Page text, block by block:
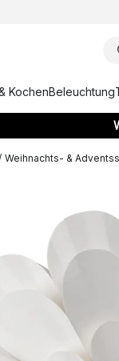
KochenBeleuchtung
Weihnachts- &